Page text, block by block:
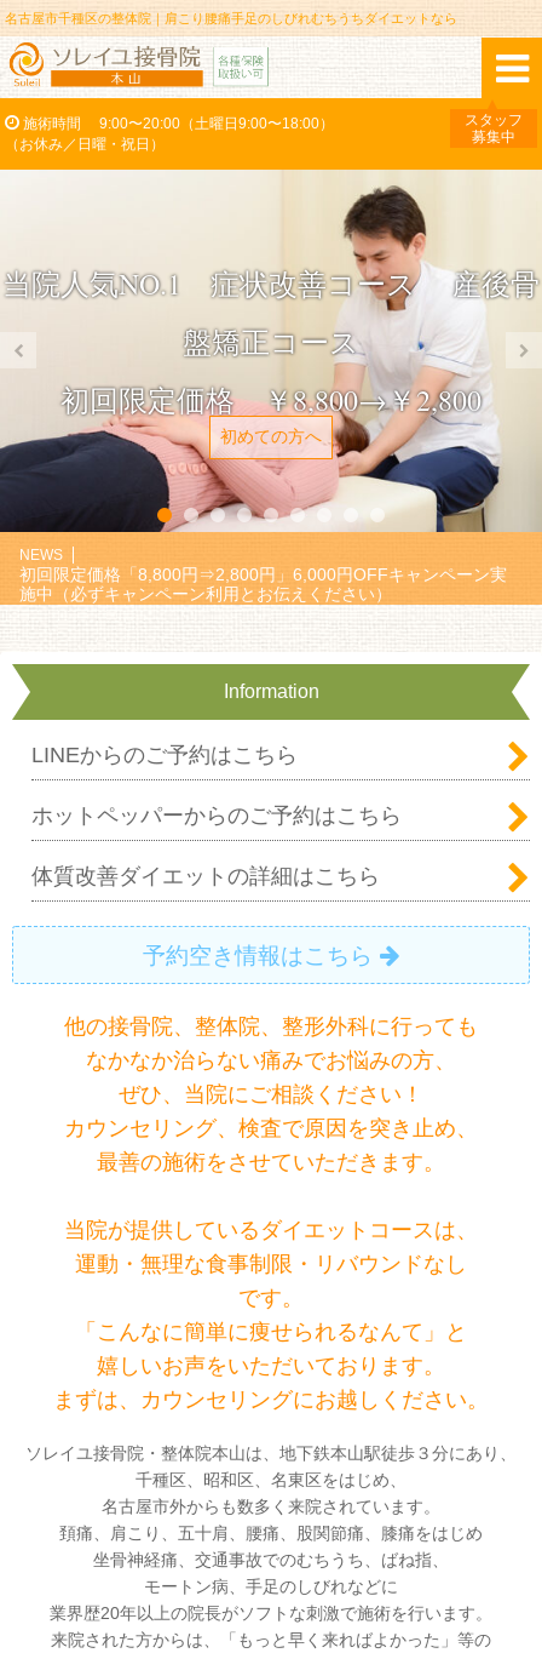
名古屋市千種区の整体院｜肩こり腰痛手足のしびれむちうちダイエットなら
施術時間
9:00〜20:00（土曜日9:00〜18:00）
（お休み／日曜・祝日）
スタッフ
募集中
NEWS
初回限定価格「8,800円⇒2,800円」6,000円OFFキャンペーン実
施中（必ずキャンペーン利用とお伝えください）
Information
LINEからのご予約はこちら
ホットペッパーからのご予約はこちら
体質改善ダイエットの詳細はこちら
予約空き情報はこちら
他の接骨院、整体院、整形外科に行っても
なかなか治らない痛みでお悩みの方、
ぜひ、当院にご相談ください！
カウンセリング、検査で原因を突き止め、
最善の施術をさせていただきます。
当院が提供しているダイエットコースは、
運動・無理な食事制限・リバウンドなし
です。
「こんなに簡単に痩せられるなんて」と
嬉しいお声をいただいております。
まずは、カウンセリングにお越しください。
ソレイユ接骨院・整体院本山は、地下鉄本山駅徒歩３分にあり、
千種区、昭和区、名東区をはじめ、
名古屋市外からも数多く来院されています。
頚痛、肩こり、五十肩、腰痛、股関節痛、膝痛をはじめ
坐骨神経痛、交通事故でのむちうち、ばね指、
モートン病、手足のしびれなどに
業界歴20年以上の院長がソフトな刺激で施術を行います。
来院された方からは、「もっと早く来ればよかった」等の